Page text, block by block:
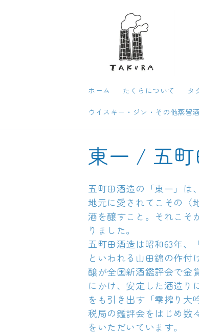
ホーム たくらについて タ
ウイスキー・ジン・その他蒸留酒
コ
レ
ク
シ
ョ
ン
:
東一 / 五町
五町田酒造の「東一」は
地元に愛されてこその〈
酒を醸すこと。それこそ
りました。
五町田酒造は昭和63年、
といわれる山田錦の作付
醸が全国新酒鑑評会で金
にかけ、安定した酒造り
をも引き出す「雫搾り
税局の鑑評会をはじめ数
をいただいています。